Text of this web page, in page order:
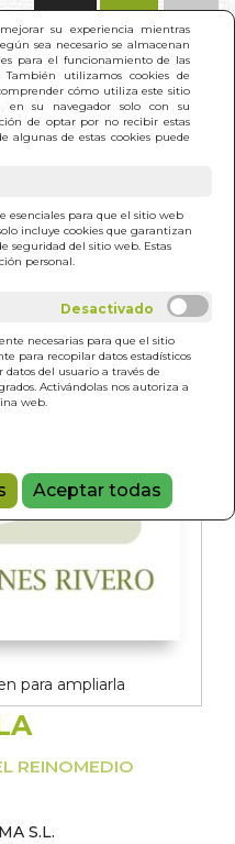
su experiencia mientras
sea necesario se almacenan
para el funcionamiento de las
También utilizamos cookies de
cómo utiliza este sitio
en su navegador solo con su
de optar por no recibir estas
algunas de estas cookies puede
esenciales para que el sitio web
incluye cookies que garantizan
seguridad del sitio web. Estas
personal.
necesarias para que el sitio
para recopilar datos estadísticos
del usuario a través de
Activándolas nos autoriza a
web.
Aceptar todas
para ampliarla
REINOMEDIO
S.L.